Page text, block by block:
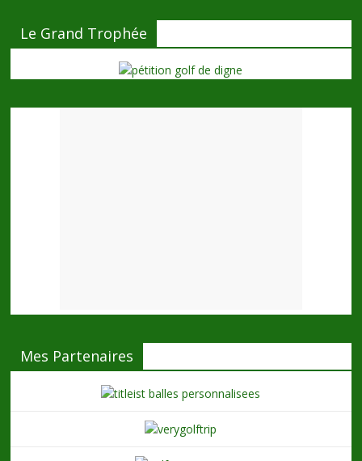
Le Grand Trophée
Mes Partenaires